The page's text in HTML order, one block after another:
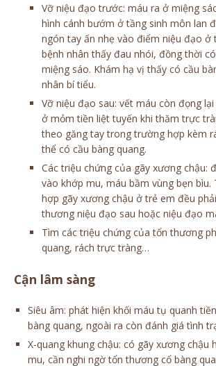
Vỡ niệu đạo trước: máu ra ở miệng
hình cánh bướm ở tầng sinh môn lan
ngón tay ấn nhẹ vào điểm niệu đạo ở
bệnh nhân thấy đau nhói, đồng thời
miệng sáo. Khám hạ vị thấy có cầu
nhân bí tiểu.
Vỡ niệu đạo sau: vết máu còn đọng
ở mỏm tiền liệt tuyến khi thăm trực
theo găng tay trong trường hợp kèm
thể có cầu bàng quang.
Các triệu chứng của gãy xương chậu:
vào khớp mu, máu bầm vùng bẹn
hợp gãy xương chậu ở trẻ em đều
thương niệu đạo sau hoặc niệu đạo
Tìm các triệu chứng của tổn thương
quang, rách trực tràng…
Cận lâm sàng
Siêu âm: phát hiện khối máu tụ quanh
bàng quang, ngoài ra còn đánh giá tình
X-quang khung chậu: có gãy xương chậu
mu, cần nghi ngờ tổn thương cổ bàng